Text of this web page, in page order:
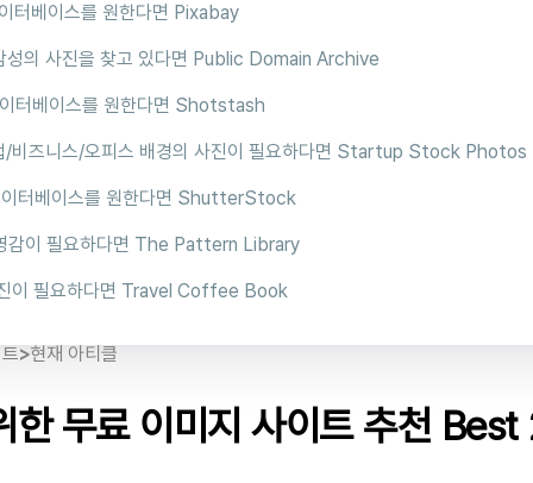
터베이스를 원한다면 Pixabay
성의 사진을 찾고 있다면 Public Domain Archive
터베이스를 원한다면 Shotstash
/비즈니스/오피스 배경의 사진이 필요하다면 Startup Stock Photos
터베이스를 원한다면 ShutterStock
감이 필요하다면 The Pattern Library
이 필요하다면 Travel Coffee Book
>현재 아티클
한 무료 이미지 사이트 추천